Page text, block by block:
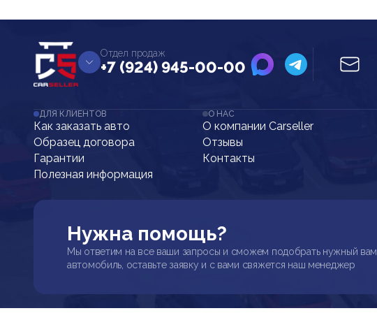
Отдел продаж
+7 (924) 945-00-00
ДЛЯ КЛИЕНТОВ
Как заказать авто
Образец договора
Гарантии
Полезная информация
О НАС
О компании Carseller
Отзывы
Контакты
Нужна помощь?
Мы ответим на все ваши запросы и сможем подобрать нужный вам
автомобиль, оставьте заявку и с вами свяжется наш менеджер